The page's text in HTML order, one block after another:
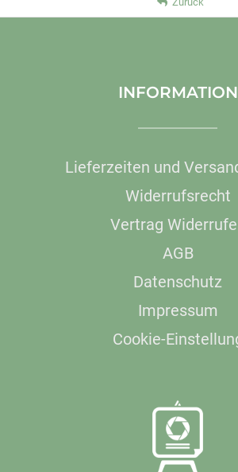
INFORMATION
Lieferzeiten und
Widerrufsrecht
Vertrag
AGB
Datenschutz
Impressum
Cookie-